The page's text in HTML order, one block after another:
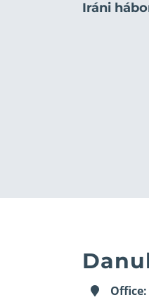
Iráni
Office: